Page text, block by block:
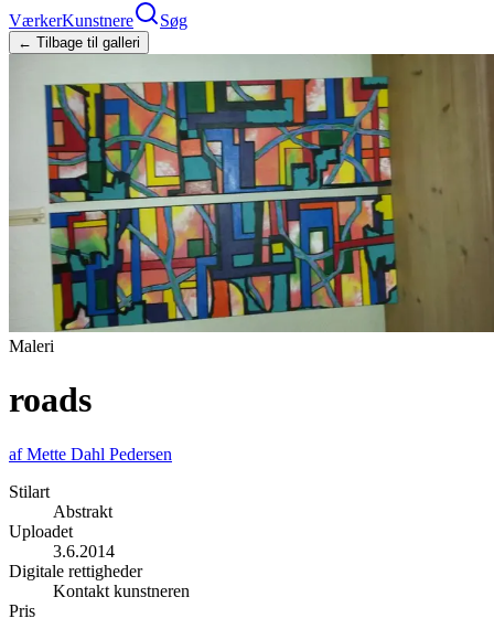
VærkerKunstnere Søg
← Tilbage til galleri
Maleri
roads
afMette Dahl Pedersen
Stilart
Abstrakt
Uploadet
3.6.2014
Digitale rettigheder
Kontakt kunstneren
Pris